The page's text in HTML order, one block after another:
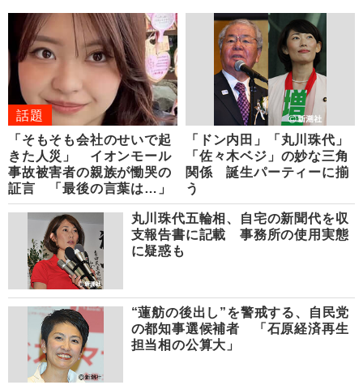
話題
「そもそも会社のせいで起
きた人災」 イオンモール
事故被害者の親族が慟哭の
証言 「最後の言葉は…」
「ドン内田」「丸川珠代」
「佐々木ベジ」の妙な三角
関係 誕生パーティーに揃
う
丸川珠代五輪相、自宅の新聞代を収
支報告書に記載 事務所の使用実態
に疑惑も
“蓮舫の後出し”を警戒する、自民党
の都知事選候補者 「石原経済再生
担当相の公算大」